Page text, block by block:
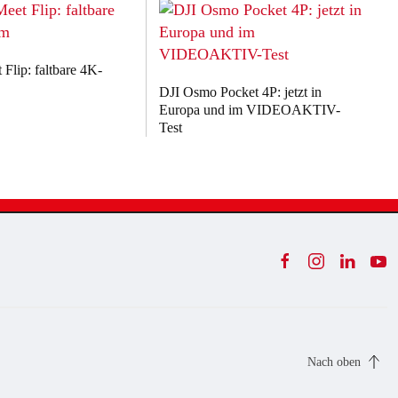
Flip: faltbare 4K-
DJI Osmo Pocket 4P: jetzt in
Europa und im VIDEOAKTIV-
Test
Nach oben